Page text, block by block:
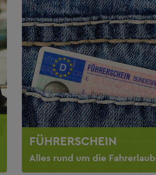
FÜHRERSCHEIN
Alles rund um die